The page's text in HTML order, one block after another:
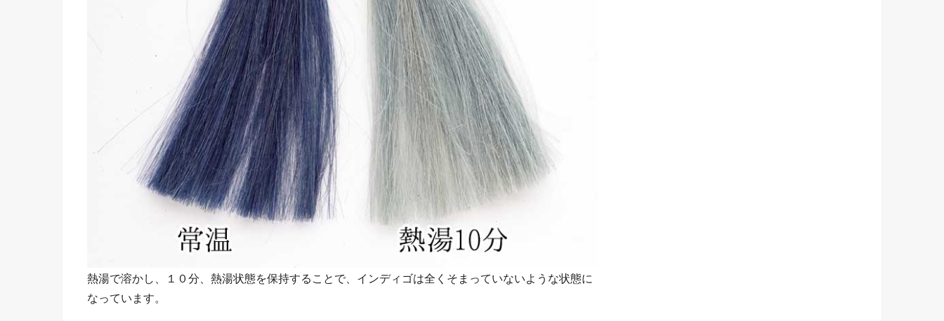
熱湯で溶かし、１０分、熱湯状態を保持することで、インディゴは全くそまっていないような状態に
なっています。